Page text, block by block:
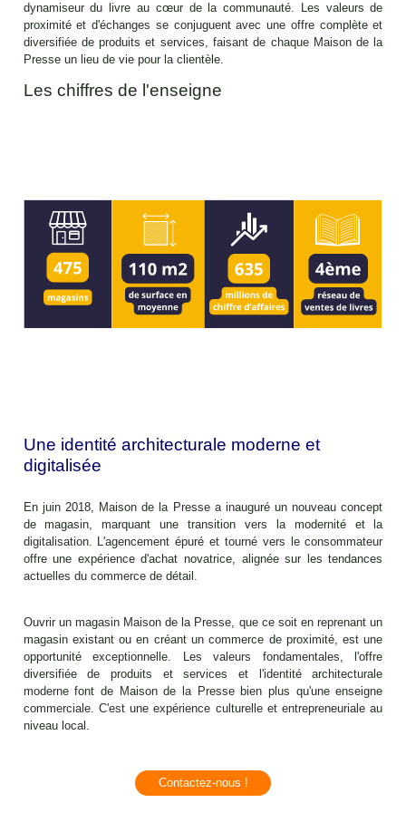
dynamiseur du livre au cœur de la communauté. Les valeurs de
proximité et d'échanges se conjuguent avec une offre complète et
diversifiée de produits et services, faisant de chaque Maison de la
Presse un lieu de vie pour la clientèle.
Les chiffres de l'enseigne
Une identité architecturale moderne et
digitalisée
En juin 2018, Maison de la Presse a inauguré un nouveau concept
de magasin, marquant une transition vers la modernité et la
digitalisation. L'agencement épuré et tourné vers le consommateur
offre une expérience d'achat novatrice, alignée sur les tendances
actuelles du commerce de détail.
Ouvrir un magasin Maison de la Presse, que ce soit en reprenant un
magasin existant ou en créant un commerce de proximité, est une
opportunité exceptionnelle. Les valeurs fondamentales, l'offre
diversifiée de produits et services et l'identité architecturale
moderne font de Maison de la Presse bien plus qu'une enseigne
commerciale. C'est une expérience culturelle et entrepreneuriale au
niveau local.
Contactez-nous !